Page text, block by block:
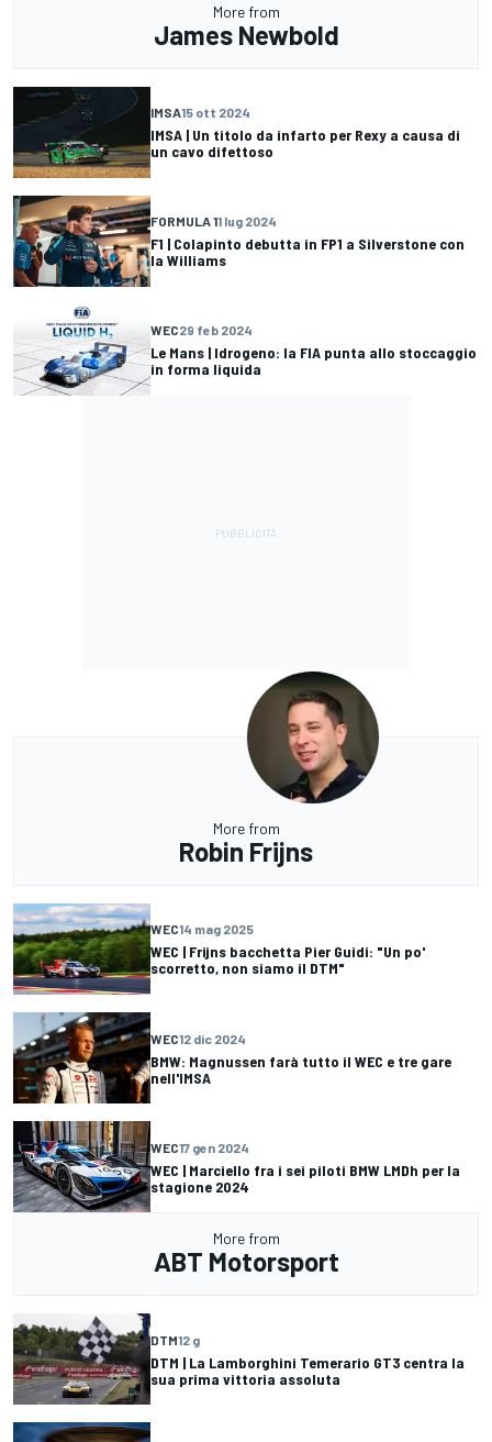
More from
James Newbold
IMSA15 ott 2024
IMSA | Un titolo da infarto per Rexy a causa di
un cavo difettoso
FORMULA 11 lug 2024
F1 | Colapinto debutta in FP1 a Silverstone con
la Williams
WEC29 feb 2024
Le Mans | Idrogeno: la FIA punta allo stoccaggio
in forma liquida
More from
Robin Frijns
WEC14 mag 2025
WEC | Frijns bacchetta Pier Guidi: "Un po'
scorretto, non siamo il DTM"
WEC12 dic 2024
BMW: Magnussen farà tutto il WEC e tre gare
nell'IMSA
WEC17 gen 2024
WEC | Marciello fra i sei piloti BMW LMDh per la
stagione 2024
More from
ABT Motorsport
DTM12 g
DTM | La Lamborghini Temerario GT3 centra la
sua prima vittoria assoluta